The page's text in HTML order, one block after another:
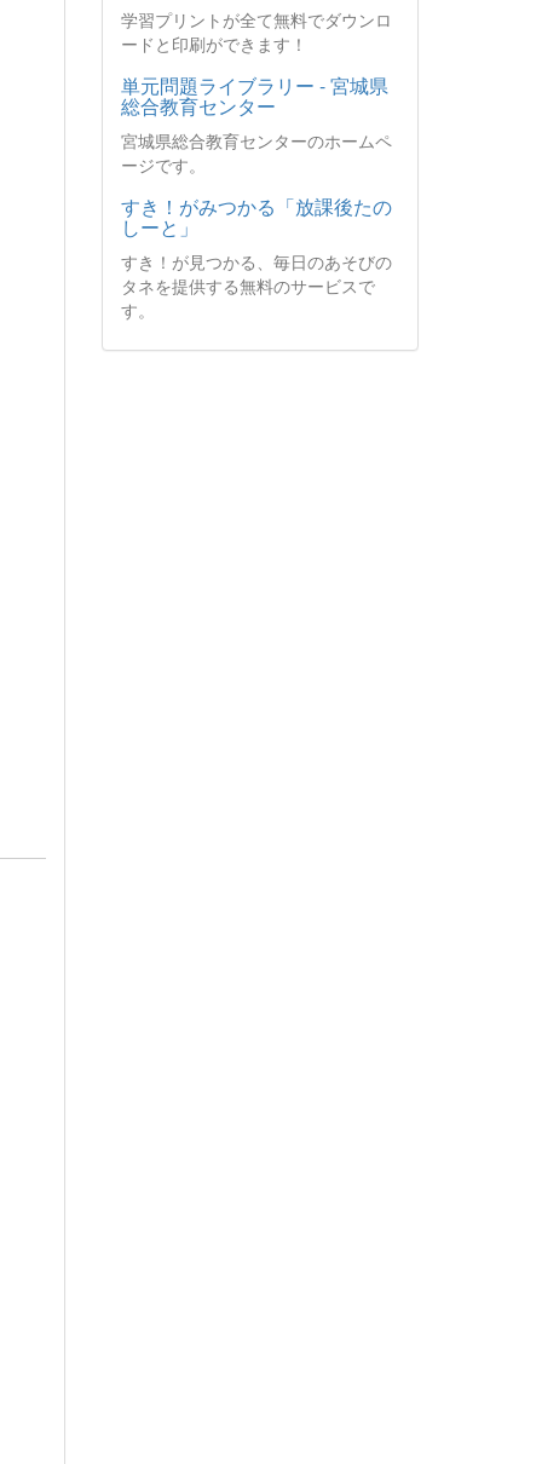
学習プリントが全て無料でダウンロ
ードと印刷ができます！
単元問題ライブラリー - 宮城県
総合教育センター
宮城県総合教育センターのホームペ
ージです。
すき！がみつかる「放課後たの
しーと」
すき！が見つかる、毎日のあそびの
タネを提供する無料のサービスで
す。